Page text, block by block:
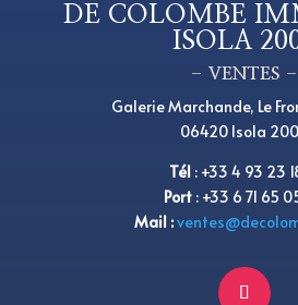
DE COLOMBE
ISOLA
– VENTES –
Galerie Marchande, Le
06420 Isola
Tél: +33 4 93 23
Port : +33 6 71 65
Mail :